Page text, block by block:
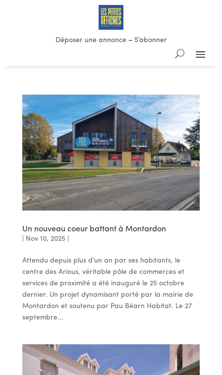
Déposer une annonce– S’abonner
Un nouveau coeur battant à Montardon
Nov 10, 2025
Attendu depuis plus d’un an par ses habitants, le
centre des Arious, véritable pôle de commerces et
services de proximité a été inauguré le 25 octobre
dernier. Un projet dynamisant porté par la mairie de
Montardon et soutenu par Pau Béarn Habitat. Le 27
septembre...